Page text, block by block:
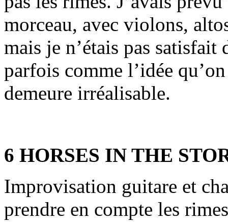
morceau, avec violons,
mais je n’étais pas
parfois comme l’idée
demeure irréalisable.
6 HORSES IN THE
Improvisation guitare et
prendre en compte les